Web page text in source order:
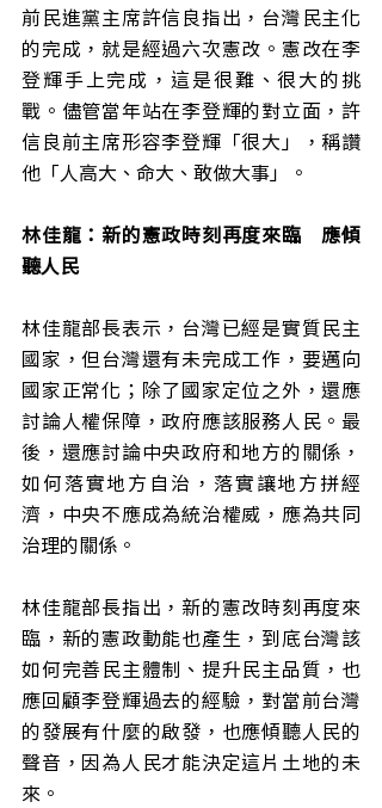
前民進黨主席許信良指出，台灣民主化
的完成，就是經過六次憲改。憲改在李
登輝手上完成，這是很難、很大的挑
戰。儘管當年站在李登輝的對立面，許
信良前主席形容李登輝「很大」，稱讚
他「人高大、命大、敢做大事」。
林佳龍：新的憲政時刻再度來臨　應傾
聽人民
林佳龍部長表示，台灣已經是實質民主
國家，但台灣還有未完成工作，要邁向
國家正常化；除了國家定位之外，還應
討論人權保障，政府應該服務人民。最
後，還應討論中央政府和地方的關係，
如何落實地方自治，落實讓地方拼經
濟，中央不應成為統治權威，應為共同
治理的關係。
林佳龍部長指出，新的憲改時刻再度來
臨，新的憲政動能也產生，到底台灣該
如何完善民主體制、提升民主品質，也
應回顧李登輝過去的經驗，對當前台灣
的發展有什麼的啟發，也應傾聽人民的
聲音，因為人民才能決定這片土地的未
來。